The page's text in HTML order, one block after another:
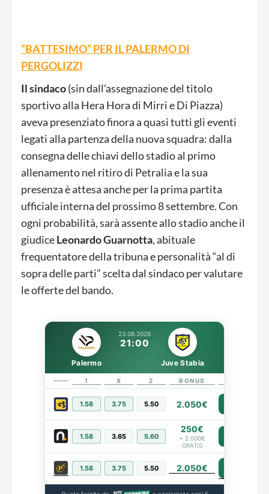
“BATTESIMO” PER IL PALERMO DI
PERGOLIZZI
Il sindaco(sin dall’assegnazione del titolo
sportivo alla Hera Hora di Mirri e Di Piazza)
aveva presenziato finora a quasi tutti gli eventi
legati alla partenza della nuova squadra: dalla
consegna delle chiavi dello stadio al primo
allenamento nel ritiro di Petralia e la sua
presenza è attesa anche per la prima partita
ufficiale interna del prossimo 8 settembre. Con
ogni probabilità, sarà assente allo stadio anche il
giudiceLeonardo Guarnotta, abituale
frequentatore della tribuna e personalità “al di
sopra delle parti” scelta dal sindaco per valutare
le offerte del bando.
23.08.2026
21:00
Palermo Juve Stabia
1 X 2 BONUS
1.58 3.75 5.50 2.050€
1.58 3.65 5.60
250€
+ 2.000€
GRATIS
1.58 3.75 5.50 2.050€